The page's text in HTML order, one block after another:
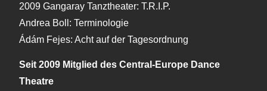
2009 Gangaray Tanztheater: T.R.I.P.
Andrea Boll: Terminologie
Ádám Fejes: Acht auf der Tagesordnung
Seit 2009 Mitglied des Central-Europe Dance
Theatre